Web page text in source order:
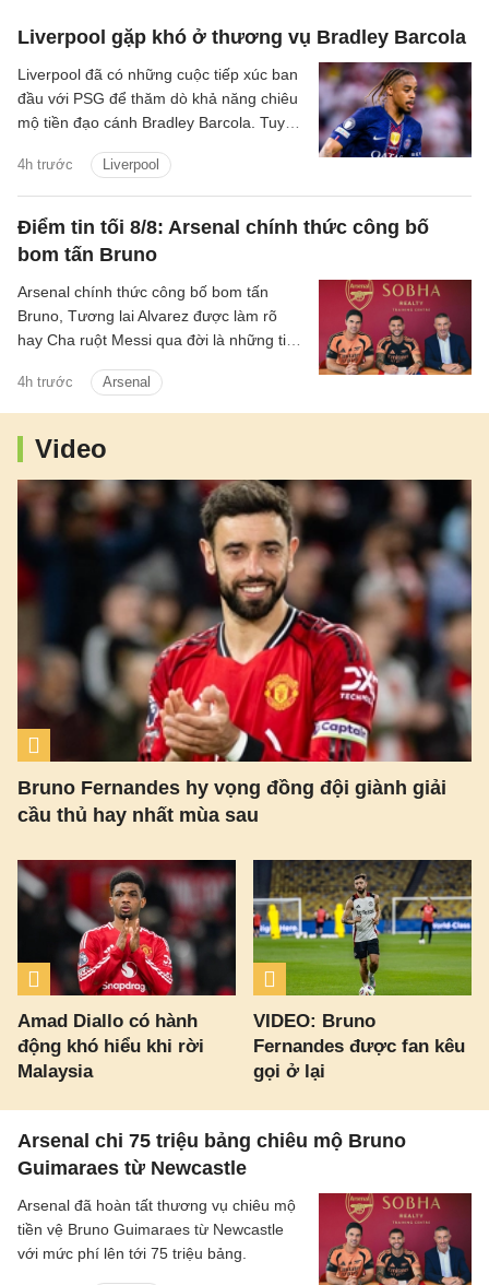
Liverpool gặp khó ở thương vụ Bradley Barcola
4h trước Liverpool
Liverpool đã có những cuộc tiếp xúc ban
đầu với PSG để thăm dò khả năng chiêu
mộ tiền đạo cánh Bradley Barcola. Tuy
hai CLB đang là trở ngại lớn đối với
thương vụ này.
Điểm tin tối 8/8: Arsenal chính thức công bố
bom tấn Bruno
4h trước Arsenal
Arsenal chính thức công bố bom tấn
Bruno, Tương lai Alvarez được làm rõ
hay Cha ruột Messi qua đời là những tin
Video
Bruno Fernandes hy vọng đồng đội giành giải
cầu thủ hay nhất mùa sau
Amad Diallo có hành
động khó hiểu khi rời
Malaysia
VIDEO: Bruno
Fernandes được fan kêu
gọi ở lại
Arsenal chi 75 triệu bảng chiêu mộ Bruno
Guimaraes từ Newcastle
Arsenal đã hoàn tất thương vụ chiêu mộ
tiền vệ Bruno Guimaraes từ Newcastle
với mức phí lên tới 75 triệu bảng.